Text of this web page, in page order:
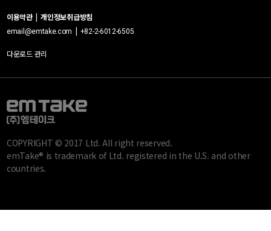
이용약관| 개인정보취급방침
email@emtake.com | +82-2-6012-6505
다운로드 관리
COPYRIGHT © 2017 Ltd. All right reserved.
emTake® is trademark of Ltd. registered in the U.S. and other
countries.